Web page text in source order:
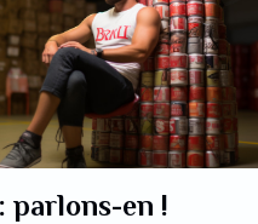
parlons-en !